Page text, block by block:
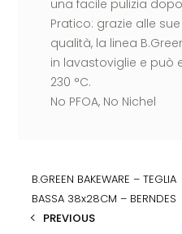
una facile pulizia dopo
Pratico: grazie alle
qualità, la linea
in lavastoviglie e può
230 °C.
No PFOA, No Nichel
B.GREEN BAKEWARE – TEGLIA
BASSA 38x28CM – BERNDES
PREVIOUS